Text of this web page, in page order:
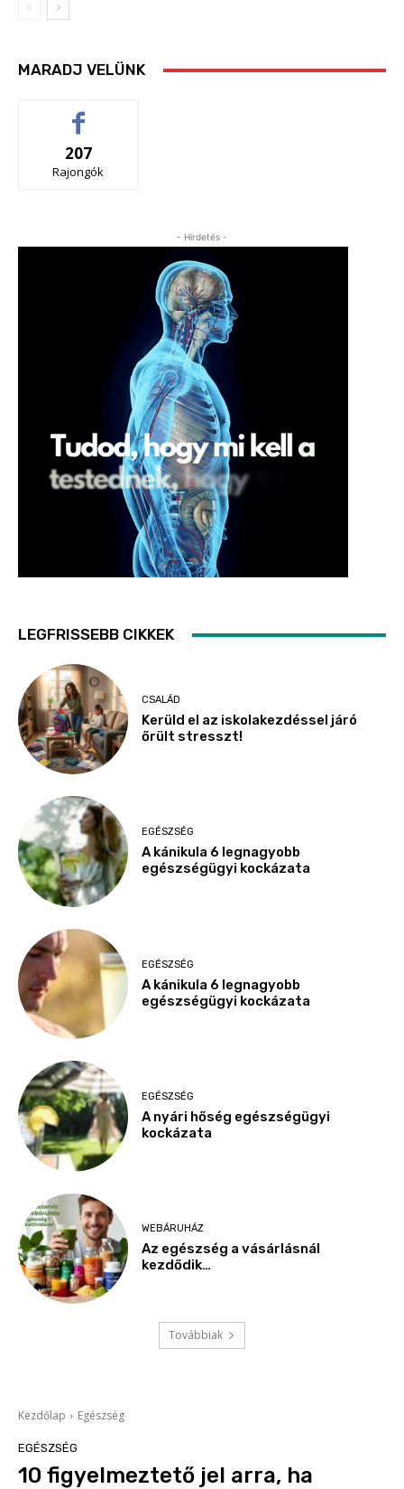
MARADJ VELÜNK
207
Rajongók
- Hirdetés -
LEGFRISSEBB CIKKEK
CSALÁD
Kerüld el az iskolakezdéssel járó
őrült stresszt!
EGÉSZSÉG
A kánikula 6 legnagyobb
egészségügyi kockázata
EGÉSZSÉG
A kánikula 6 legnagyobb
egészségügyi kockázata
EGÉSZSÉG
A nyári hőség egészségügyi
kockázata
WEBÁRUHÁZ
Az egészség a vásárlásnál
kezdődik…
Továbbiak